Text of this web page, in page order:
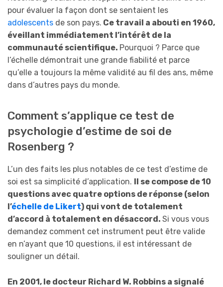
pour évaluer la façon dont se sentaient les
adolescents de son pays. Ce travail a abouti en 1960,
éveillant immédiatement l’intérêt de la
communauté scientifique. Pourquoi ? Parce que
l’échelle démontrait une grande fiabilité et parce
qu’elle a toujours la même validité au fil des ans, même
dans d’autres pays du monde.
Comment s’applique ce test de
psychologie d’estime de soi de
Rosenberg ?
L’un des faits les plus notables de ce test d’estime de
soi est sa simplicité d’application.
Il se compose de 10
questions avec quatre options de réponse (selon
l’échelle de Likert) qui vont de totalement
d’accord à totalement en désaccord. Si vous vous
demandez comment cet instrument peut être valide
en n’ayant que 10 questions, il est intéressant de
souligner un détail.
En 2001, le docteur Richard W. Robbins a signalé